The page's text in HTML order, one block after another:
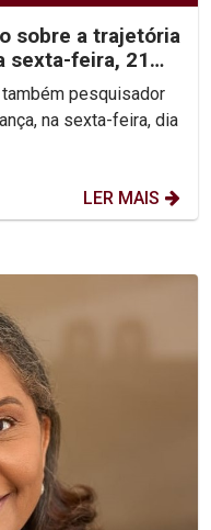
sobre a trajetória
sexta-feira, 21
na sexta-feira, dia
LER MAIS